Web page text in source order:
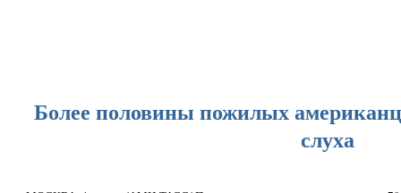
Более половины пожилых
слуха